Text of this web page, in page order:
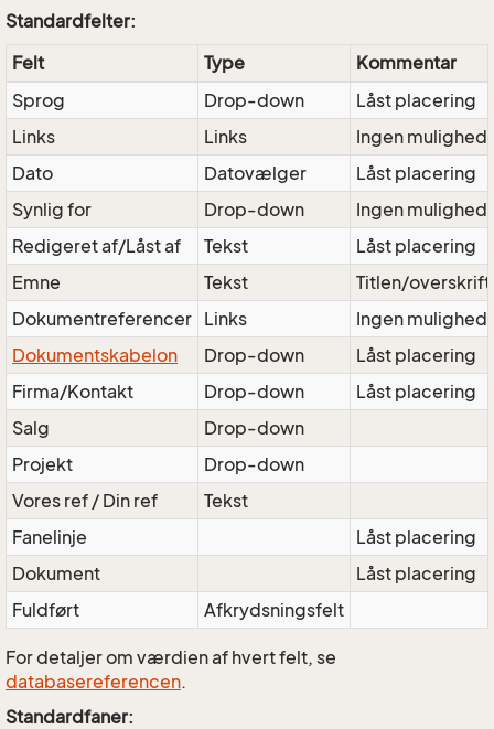
Standardfelter:
Felt
Type
Kommentar
Sprog
Drop-down
Låst placering
Links
Links
Ingen
Dato
Datovælger
Låst placering
Synlig for
Drop-down
Ingen
Redigeret af/Låst af
Tekst
Låst placering
Emne
Tekst
Titlen/
Dokumentreferencer Links
Ingen
Dokumentskabelon
Drop-down
Låst placering
Firma/Kontakt
Drop-down
Låst placering
Salg
Drop-down
Projekt
Drop-down
Vores ref / Din ref
Tekst
Fanelinje
Låst placering
Dokument
Låst placering
Fuldført
Afkrydsningsfelt
For detaljer om værdien af hvert felt, se
databasereferencen.
Standardfaner: